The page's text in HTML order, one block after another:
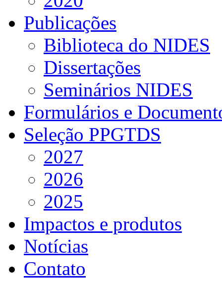
Publicações
Biblioteca do NIDES
Dissertações
Seminários NIDES
Formulários e
Seleção PPGTDS
2027
2026
2025
Impactos e produtos
Notícias
Contato